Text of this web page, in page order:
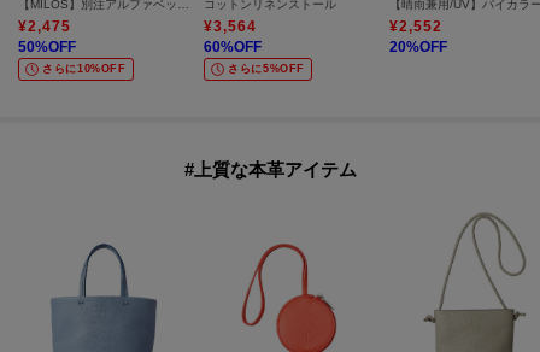
【MILOS】別注アルファベットチャーム
¥2,475
50%OFF
さらに10%OFF
コットンリネンストール
¥3,564
60%OFF
さらに5%OFF
¥2,552
20%OFF
#上質な本革アイテム